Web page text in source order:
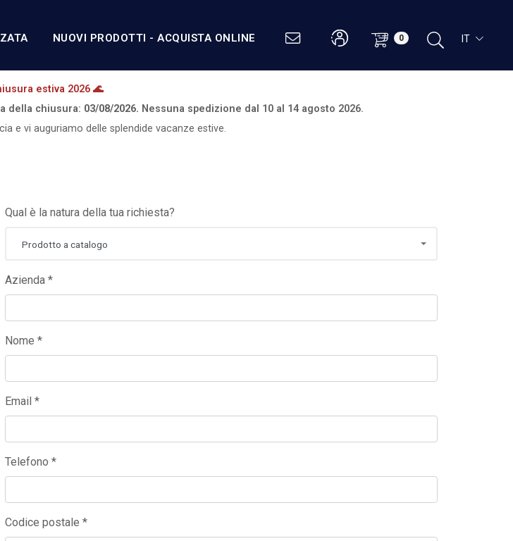
NUOVI PRODOTTI - ACQUISTA ONLINE 0 IT
estiva 2026 🌊
della chiusura: 03/08/2026. Nessuna spedizione dal 10 al 14 agosto 2026.
e vi auguriamo delle splendide vacanze estive.
Qual è la natura della tua richiesta?
Prodotto a catalogo
Azienda *
Nome *
Email *
Telefono *
Codice postale *